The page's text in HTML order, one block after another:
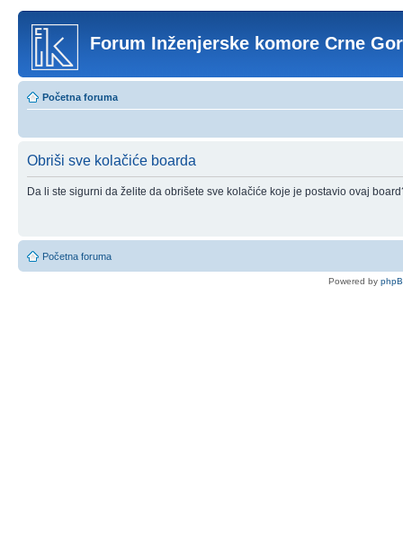
Forum Inženjerske komore Crne
Početna foruma
Obriši sve kolačiće boarda
Da li ste sigurni da želite da obrišete sve kolačiće koje je postavio ovaj
Početna foruma
Powered by